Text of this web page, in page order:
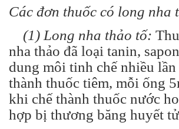
Các đơn thuốc có long nha
(1) Long nha thảo tố:
nha thảo đã loại tanin,
dung môi tinh chế nhiều
thành thuốc tiêm, mỗi ống
khi chế thành thuốc nước
hợp bị thương băng huyết